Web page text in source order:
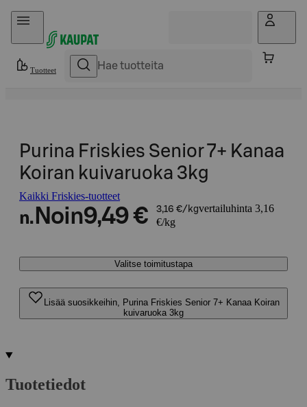
Hyppää sisältöön
Tuotteet
Purina Friskies Senior 7+ Kanaa
Koiran kuivaruoka 3kg
Kaikki Friskies-tuotteet
n. Noin9,49 € 3,16 €/kgvertailuhinta 3,16
€/kg
Valitse toimitustapa
Lisää suosikkeihin, Purina Friskies Senior 7+ Kanaa Koiran
kuivaruoka 3kg
Tuotetiedot